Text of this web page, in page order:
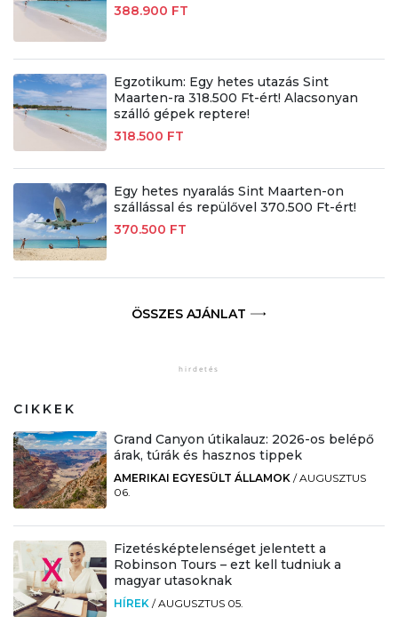
388.900 FT
Egzotikum: Egy hetes utazás Sint
Maarten-ra 318.500 Ft-ért! Alacsonyan
szálló gépek reptere!
318.500 FT
Egy hetes nyaralás Sint Maarten-on
szállással és repülővel 370.500 Ft-ért!
370.500 FT
ÖSSZES AJÁNLAT
CIKKEK
Grand Canyon útikalauz: 2026-os belépő
árak, túrák és hasznos tippek
AMERIKAI EGYESÜLT ÁLLAMOK /AUGUSZTUS
06.
Fizetésképtelenséget jelentett a
Robinson Tours – ezt kell tudniuk a
magyar utasoknak
HÍREK /AUGUSZTUS 05.